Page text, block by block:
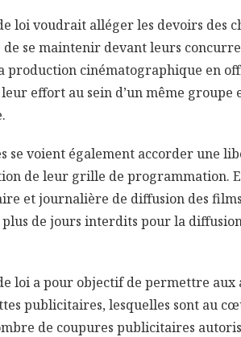
loi voudrait alléger les devoirs des
se maintenir devant leurs
production cinématographique en
effort au sein d’un même groupe
se voient également accorder une
de leur grille de programmation.
et journalière de diffusion des
plus de jours interdits pour la
loi a pour objectif de permettre
publicitaires, lesquelles sont au
de coupures publicitaires